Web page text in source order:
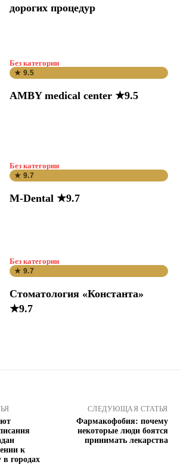
дорогих процедур
Без категории
★ 9.5
AMBY medical center ★9.5
Без категории
★ 9.7
M-Dental ★9.7
Без категории
★ 9.7
Стоматология «Константа»
★9.7
к
городах
СЛЕДУЮЩАЯ СТАТЬЯ
Фармакофобия: почему
некоторые люди боятся
принимать лекарства